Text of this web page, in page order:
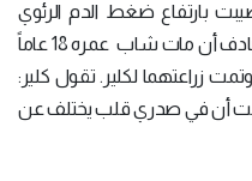
عمرها 47 عاماً أصيبت بارتفاع ضغط الدم الرئوي
الأساسي، وأشرفت على الموت، وتصادف أن مات شاب عمره 18 عاماً
زراعتهما لكلير. تقول كلير:
أن في صدري قلب يختلف عن